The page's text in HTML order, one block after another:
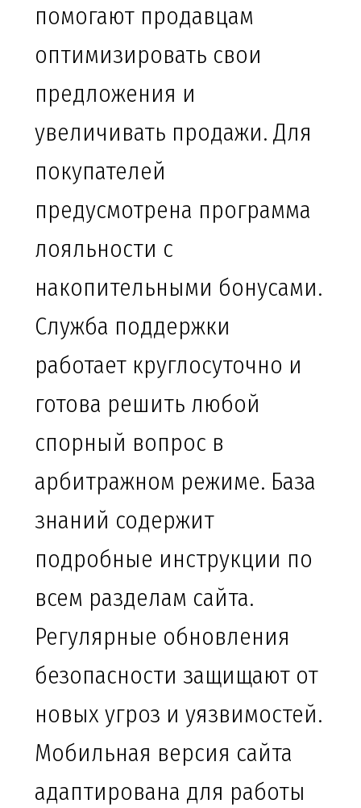
помогают продавцам
оптимизировать свои
предложения и
увеличивать продажи. Для
покупателей
предусмотрена программа
лояльности с
накопительными бонусами.
Служба поддержки
работает круглосуточно и
готова решить любой
спорный вопрос в
арбитражном режиме. База
знаний содержит
подробные инструкции по
всем разделам сайта.
Регулярные обновления
безопасности защищают от
новых угроз и уязвимостей.
Мобильная версия сайта
адаптирована для работы